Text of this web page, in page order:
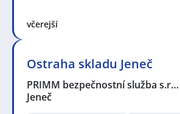
včerejší
Ostraha skladu Jeneč
PRIMM bezpečnostní služba s.r…
Jeneč